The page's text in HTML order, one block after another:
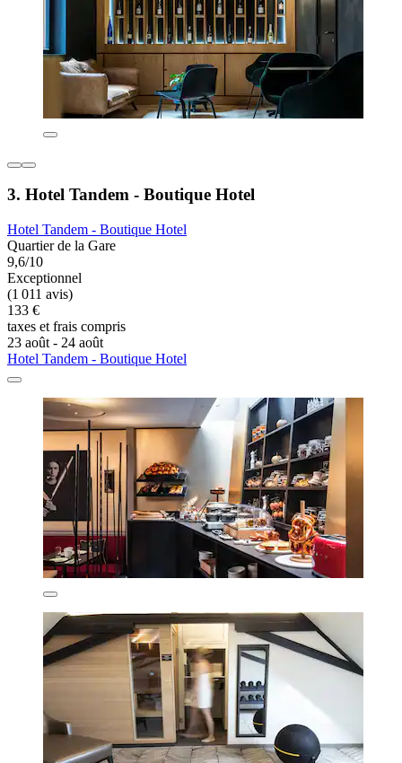
3. Hotel Tandem - Boutique Hotel
Hotel Tandem - Boutique Hotel
Quartier de la Gare
9,6/10
Exceptionnel
(1 011 avis)
133 €
taxes et frais compris
23 août - 24 août
Hotel Tandem - Boutique Hotel